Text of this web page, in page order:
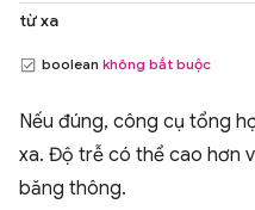
từ xa
boolean không bắt buộc
Nếu đúng, công cụ tổng
xa. Độ trễ có thể cao hơn
băng thông.